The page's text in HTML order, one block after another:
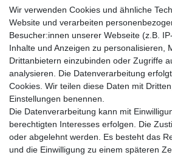
Wir versenden
Wir verwenden Cookies und ähnliche
Website und verarbeiten
Besucher:innen unserer Webseite (z.B.
Inhalte und Anzeigen zu personalisieren,
Drittanbietern einzubinden oder Zugriffe
analysieren. Die Datenverarbeitung
Cookies. Wir teilen diese Daten mit
Einstellungen benennen.
Die Datenverarbeitung kann mit
berechtigten Interesses erfolgen. Die
oder abgelehnt werden. Es besteht das
und die Einwilligung zu einem späteren